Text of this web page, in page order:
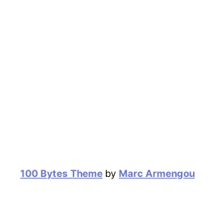
100 Bytes Theme by Marc Armengou